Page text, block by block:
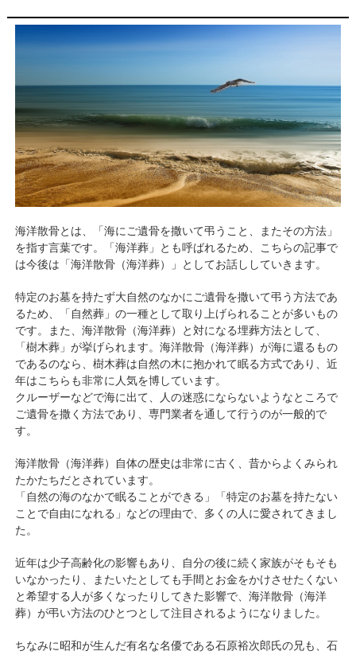
海洋散骨とは、「海にご遺骨を撒いて弔うこと、またその方法」
を指す言葉です。「海洋葬」とも呼ばれるため、こちらの記事で
は今後は「海洋散骨（海洋葬）」としてお話ししていきます。
特定のお墓を持たず大自然のなかにご遺骨を撒いて弔う方法であ
るため、「自然葬」の一種として取り上げられることが多いもの
です。また、海洋散骨（海洋葬）と対になる埋葬方法として、
「樹木葬」が挙げられます。海洋散骨（海洋葬）が海に還るもの
であるのなら、樹木葬は自然の木に抱かれて眠る方式であり、近
年はこちらも非常に人気を博しています。
クルーザーなどで海に出て、人の迷惑にならないようなところで
ご遺骨を撒く方法であり、専門業者を通して行うのが一般的で
す。
海洋散骨（海洋葬）自体の歴史は非常に古く、昔からよくみられ
たかたちだとされています。
「自然の海のなかで眠ることができる」「特定のお墓を持たない
ことで自由になれる」などの理由で、多くの人に愛されてきまし
た。
近年は少子高齢化の影響もあり、自分の後に続く家族がそもそも
いなかったり、またいたとしても手間とお金をかけさせたくない
と希望する人が多くなったりしてきた影響で、海洋散骨（海洋
葬）が弔い方法のひとつとして注目されるようになりました。
ちなみに昭和が生んだ有名な名優である石原裕次郎氏の兄も、石